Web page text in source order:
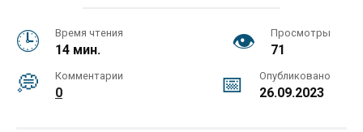
Время чтения
14 мин.
Просмотры
71
Комментарии
0
Опубликовано
26.09.2023